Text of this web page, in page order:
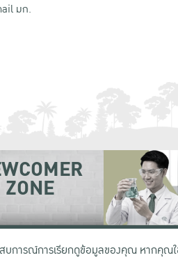
มก.
ZONE
งเทพฯ 10900โทรศัพท์ +66 (0) 2942
บการณ์การเรียกดูข้อมูลของคุณ หากคุณ